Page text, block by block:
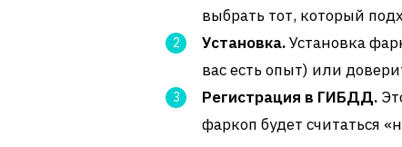
выбрать тот, который
Установка.Установка
вас есть опыт) или
Регистрация в ГИБДД.
фаркоп будет считаться